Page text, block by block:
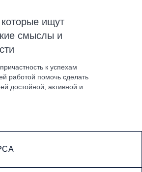
ищут
смыслы и
к успехам
работой помочь сделать
достойной, активной и